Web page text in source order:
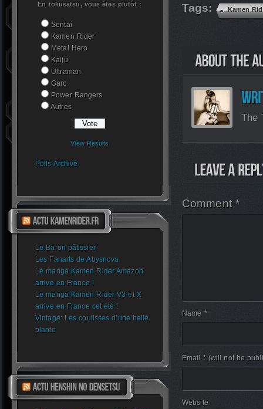
En tokusatsu, vous êtes plutôt :
Sentai
Kamen Rider
Metal Hero
Kaiju
Ultraman
Garo
Power Rangers
Autres
View Results
Polls Archive
Le Baron pâtissier
Les Fanarts de Abysnova
Le manga Kamen Rider Amazon
arrive en France !
Le manga Kamen Rider V3 et X
arrive en France cet été !
Vintage: Les coulisses d’une belle
plante
Tags: Kamen
The
Comment *
Name *
Email * (will not be
Website